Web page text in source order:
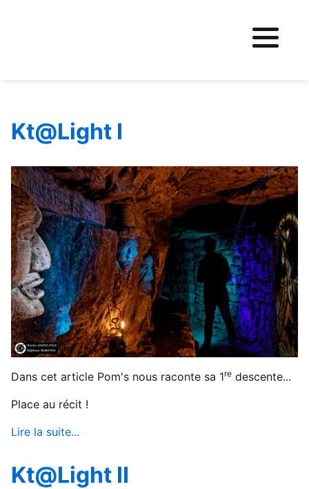
Kt@Light I
Dans cet article Pom's nous raconte sa 1re descente...
Place au récit !
Lire la suite...
Kt@Light II